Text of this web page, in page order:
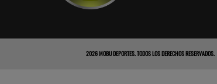
2026MOBU DEPORTES. TODOS LOS DERECHOS RESERVADOS.